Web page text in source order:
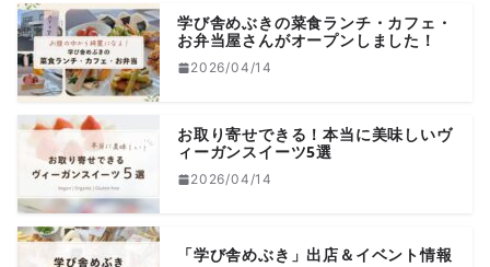
学び舎めぶきの菜食ランチ・カフェ・
お弁当屋さんがオープンしました！
2026/04/14
お取り寄せできる！本当に美味しいヴ
ィーガンスイーツ5選
2026/04/14
「学び舎めぶき」出店＆イベント情報